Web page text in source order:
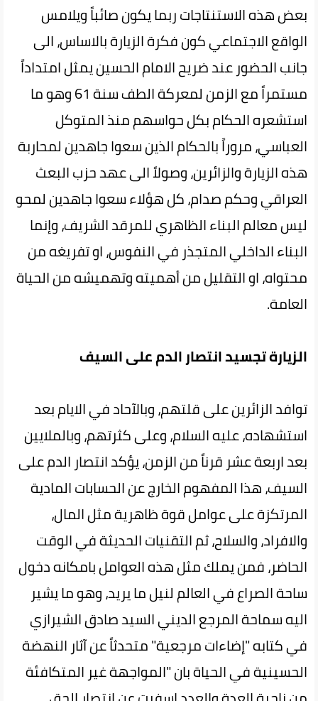
بعض هذه الاستنتاجات ربما يكون صائباً ويلامس
الواقع الاجتماعي كون فكرة الزيارة بالاساس، الى
جانب الحضور عند ضريح الامام الحسين يمثل امتداداً
مستمراً مع الزمن لمعركة الطف سنة 61 وهو ما
استشعره الحكام بكل حواسهم منذ المتوكل
العباسي، مروراً بالحكام الذين سعوا جاهدين لمحاربة
هذه الزيارة والزائرين، وصولاً الى عهد حزب البعث
العراقي وحكم صدام، كل هؤلاء سعوا جاهدين لمحو
ليس معالم البناء الظاهري للمرقد الشريف، وإنما
البناء الداخلي المتجذر في النفوس، او تفريغه من
محتواه، او التقليل من أهميته وتهميشه من الحياة
العامة.
الزيارة تجسيد انتصار الدم على السيف
توافد الزائرين على قلتهم، وبالآحاد في الايام بعد
استشهاده، عليه السلام، وعلى كثرتهم، وبالملايين
بعد اربعة عشر قرناً من الزمن، يؤكد انتصار الدم على
السيف، هذا المفهوم الخارج عن الحسابات المادية
المرتكزة على عوامل قوة ظاهرية مثل المال،
والافراد، والسلاح، ثم التقنيات الحديثة في الوقت
الحاضر، فمن يملك مثل هذه العوامل بامكانه دخول
ساحة الصراع في العالم لنيل ما يريد، وهو ما يشير
اليه سماحة المرجع الديني السيد صادق الشيرازي
في كتابه "إضاءات مرجعية" متحدثاً عن آثار النهضة
الحسينية في الحياة بان "المواجهة غير المتكافئة